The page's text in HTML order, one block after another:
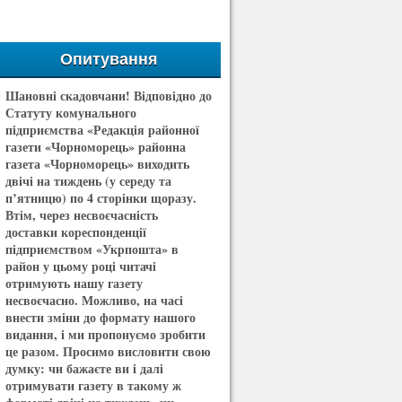
Опитування
Шановні скадовчани! Відповідно до
Статуту комунального
підприємства «Редакція районної
газети «Чорноморець» районна
газета «Чорноморець» виходить
двічі на тиждень (у середу та
п’ятницю) по 4 сторінки щоразу.
Втім, через несвоєчасність
доставки кореспонденції
підприємством «Укрпошта» в
район у цьому році читачі
отримують нашу газету
несвоєчасно. Можливо, на часі
внести зміни до формату нашого
видання, і ми пропонуємо зробити
це разом. Просимо висловити свою
думку: чи бажаєте ви і далі
отримувати газету в такому ж